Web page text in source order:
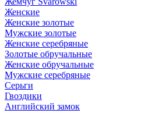
Женские
Женские золотые
Мужские золотые
Женские серебряные
Золотые обручальные
Женские обручальные
Мужские серебряные
Серьги
Гвоздики
Английский замок